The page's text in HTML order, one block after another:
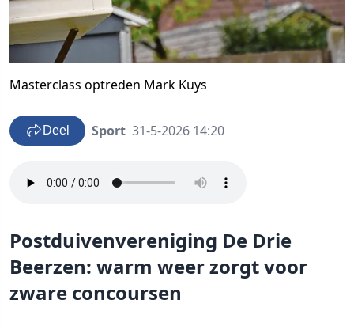
Masterclass optreden Mark Kuys
Deel Sport 31-5-2026 14:20
Postduivenvereniging De Drie
Beerzen: warm weer zorgt voor
zware concoursen